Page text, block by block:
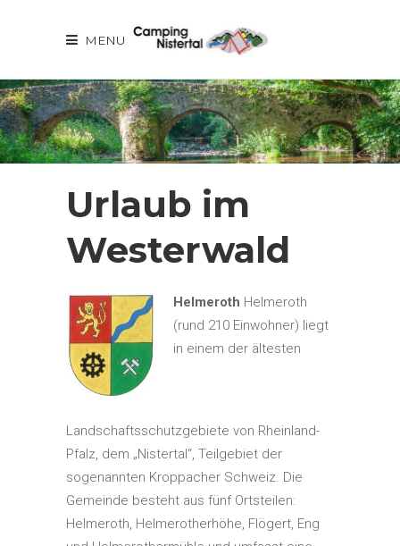
MENU
Urlaub im
Westerwald
Helmeroth Helmeroth
(rund 210 Einwohner) liegt
in einem der ältesten
Landschaftsschutzgebiete von Rheinland-
Pfalz, dem „Nistertal“, Teilgebiet der
sogenannten Kroppacher Schweiz. Die
Gemeinde besteht aus fünf Ortsteilen:
Helmeroth, Helmerotherhöhe, Flögert, Eng